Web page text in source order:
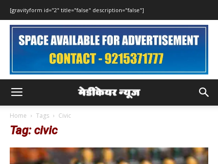
[gravityform id="2" title="false" description="false"]
Home Tags Civic
Tag: civic